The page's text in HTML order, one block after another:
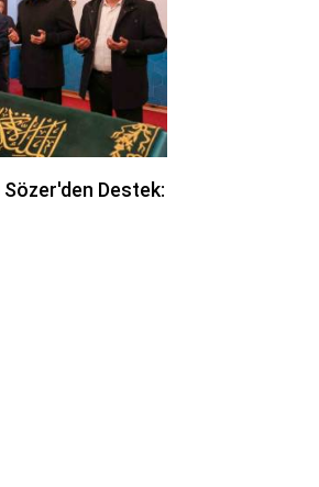
Sözer'den Destek: